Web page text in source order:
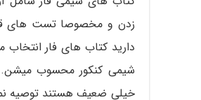
زدن و مخصوصا تست های
دارید کتاب های فار
شیمی کنکور محسوب میشن.
خیلی ضعیف هستند توصیه